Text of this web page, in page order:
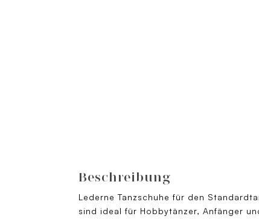
Beschreibung
Lederne Tanzschuhe für den
sind ideal für Hobbytänzer, Anfänger